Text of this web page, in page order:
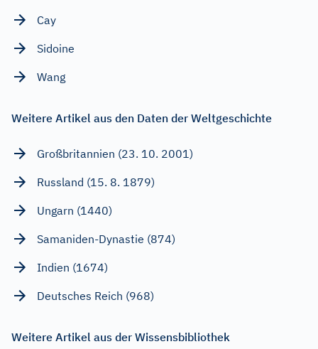
Cay
Sidoine
Wang
Weitere Artikel aus den Daten der Weltgeschichte
Großbritannien (23. 10. 2001)
Russland (15. 8. 1879)
Ungarn (1440)
Samaniden-Dynastie (874)
Indien (1674)
Deutsches Reich (968)
Weitere Artikel aus der Wissensbibliothek